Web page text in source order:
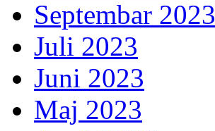
Septembar 2023
Juli 2023
Juni 2023
Maj 2023